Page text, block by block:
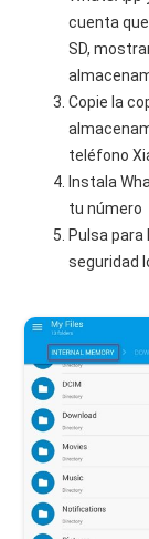
cuenta
SD,
Copie la
teléfono
Instala
tu número
Pulsa para
seguridad